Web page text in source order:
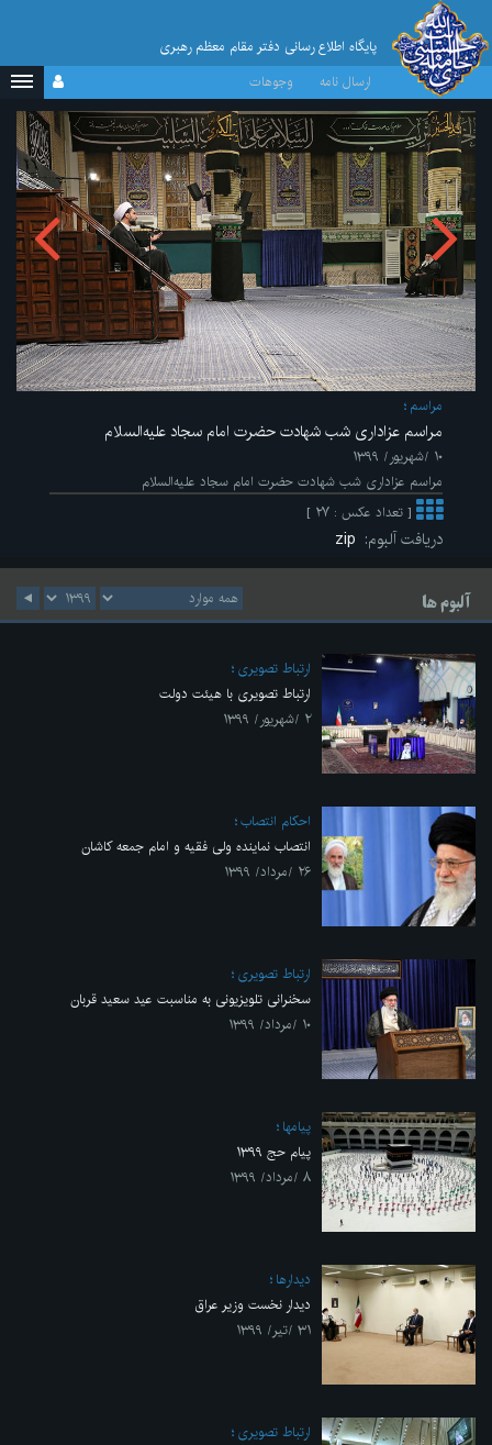
پایگاه اطلاع رسانی دفتر مقام معظم رهبری
ارسال نامه
وجوهات
مراسم
مراسم عزاداری شب شهادت حضرت امام سجاد علیه‌السلام
۱۰ /شهریور/ ۱۳۹۹
مراسم عزاداری شب شهادت حضرت امام سجاد علیه‌السلام
[ تعداد عکس : ۲۷ ]
دریافت آلبوم:
آلبوم ها
ارتباط تصویری
ارتباط تصویری با هیئت دولت
۲ /شهریور/ ۱۳۹۹
احکام انتصاب
انتصاب نماینده ولی فقیه و امام جمعه کاشان
۲۶ /مرداد/ ۱۳۹۹
ارتباط تصویری
سخنرانی تلویزیونی به مناسبت عید سعید قربان
۱۰ /مرداد/ ۱۳۹۹
پیامها
پیام حج ۱۳۹۹
۸ /مرداد/ ۱۳۹۹
ديدارها
دیدار نخست وزیر عراق
۳۱ /تیر/ ۱۳۹۹
ارتباط تصویری